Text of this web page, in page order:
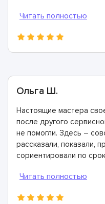
гарантию.
Ольга Ш.
Настоящие мастера
после другого
не помогли. Здесь –
рассказали, показали,
сориентировали по